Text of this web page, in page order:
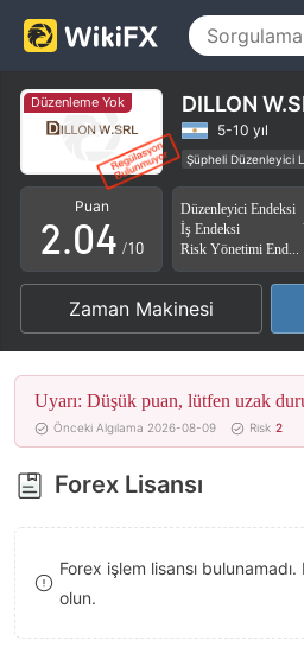
Düzenleme Yok DILLON
5-10 yıl
Şüpheli Düzenleyici
Yüksek düzeyde
Puan
0
1
2
3
4
5
6
7
8
9
.0
1
2
3
4
5
6
7
8
0
1
2
3
4
5
6
7
8
9
/10
Düzenleyici Endeksi
İş Endeksi
Zaman Makinesi
Uyarı: Düşük puan, lütfen uzak
Önceki Algılama 2026-08-09 Risk 2
Forex Lisansı
Forex işlem lisansı
olun.